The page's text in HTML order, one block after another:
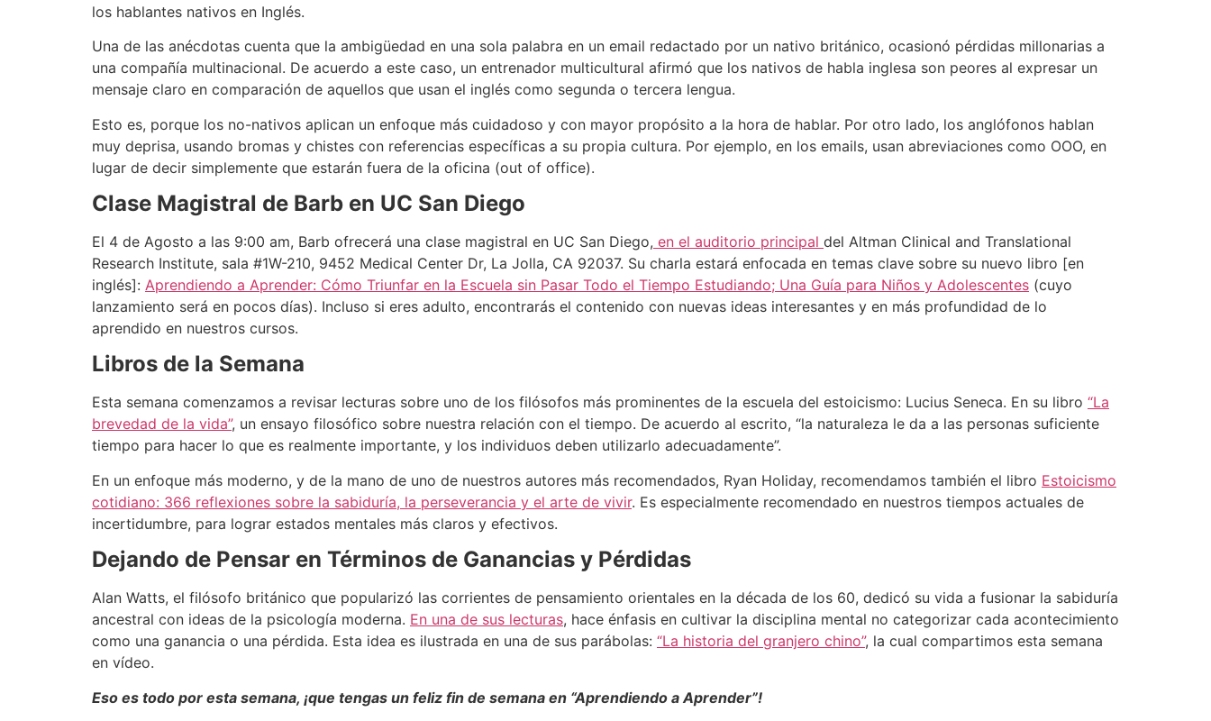
los hablantes nativos en Inglés.
Una de las anécdotas cuenta que la ambigüedad en una sola palabra en un email redactado por un nativo británico, ocasionó pérdidas millonarias a
una compañía multinacional. De acuerdo a este caso, un entrenador multicultural afirmó que los nativos de habla inglesa son peores al expresar un
mensaje claro en comparación de aquellos que usan el inglés como segunda o tercera lengua.
Esto es, porque los no-nativos aplican un enfoque más cuidadoso y con mayor propósito a la hora de hablar. Por otro lado, los anglófonos hablan
muy deprisa, usando bromas y chistes con referencias específicas a su propia cultura. Por ejemplo, en los emails, usan abreviaciones como OOO, en
lugar de decir simplemente que estarán fuera de la oficina (out of office).
Clase Magistral de Barb en UC San Diego
El 4 de Agosto a las 9:00 am, Barb ofrecerá una clase magistral en UC San Diego, en el auditorio principal del Altman Clinical and Translational
Research Institute, sala #1W-210, 9452 Medical Center Dr, La Jolla, CA 92037. Su charla estará enfocada en temas clave sobre su nuevo libro [en
inglés]: Aprendiendo a Aprender: Cómo Triunfar en la Escuela sin Pasar Todo el Tiempo Estudiando; Una Guía para Niños y Adolescentes (cuyo
lanzamiento será en pocos días). Incluso si eres adulto, encontrarás el contenido con nuevas ideas interesantes y en más profundidad de lo
aprendido en nuestros cursos.
Libros de la Semana
Esta semana comenzamos a revisar lecturas sobre uno de los filósofos más prominentes de la escuela del estoicismo: Lucius Seneca. En su libro “La
brevedad de la vida”, un ensayo filosófico sobre nuestra relación con el tiempo. De acuerdo al escrito, “la naturaleza le da a las personas suficiente
tiempo para hacer lo que es realmente importante, y los individuos deben utilizarlo adecuadamente”.
En un enfoque más moderno, y de la mano de uno de nuestros autores más recomendados, Ryan Holiday, recomendamos también el libro Estoicismo
cotidiano: 366 reflexiones sobre la sabiduría, la perseverancia y el arte de vivir. Es especialmente recomendado en nuestros tiempos actuales de
incertidumbre, para lograr estados mentales más claros y efectivos.
Dejando de Pensar en Términos de Ganancias y Pérdidas
Alan Watts, el filósofo británico que popularizó las corrientes de pensamiento orientales en la década de los 60, dedicó su vida a fusionar la sabiduría
ancestral con ideas de la psicología moderna. En una de sus lecturas, hace énfasis en cultivar la disciplina mental no categorizar cada acontecimiento
como una ganancia o una pérdida. Esta idea es ilustrada en una de sus parábolas: “La historia del granjero chino”, la cual compartimos esta semana
en vídeo.
Eso es todo por esta semana, ¡que tengas un feliz fin de semana en “Aprendiendo a Aprender”!